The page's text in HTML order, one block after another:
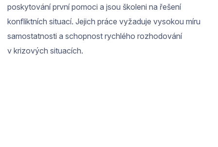
poskytování první pomoci a jsou školeni na řešení
konfliktních situací. Jejich práce vyžaduje vysokou míru
samostatnosti a schopnost rychlého rozhodování
v krizových situacích.